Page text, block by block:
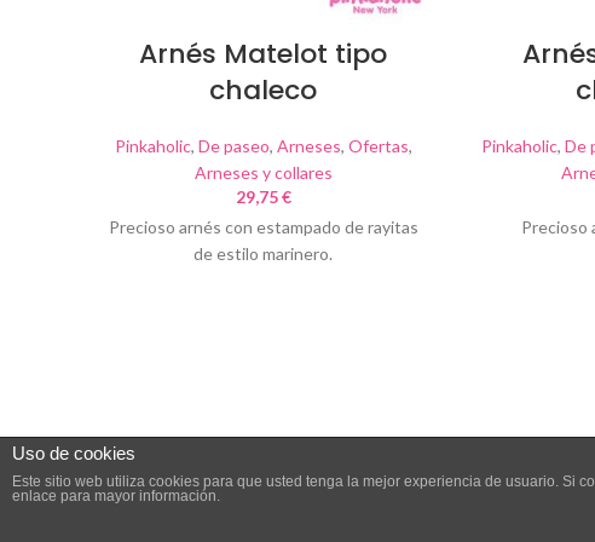
Arnés Matelot tipo
chaleco
Pinkaholic, De paseo, Arneses, Ofertas,
Arneses y collares
29,75€
Precioso arnés con estampado de rayitas
de estilo marinero.
Pinkaholic, De
Precioso
Based onWoodMart
Uso de cookies
Este sitio web utiliza cookies para que usted tenga la mejor experiencia de usuario. Si
enlace para mayor información.